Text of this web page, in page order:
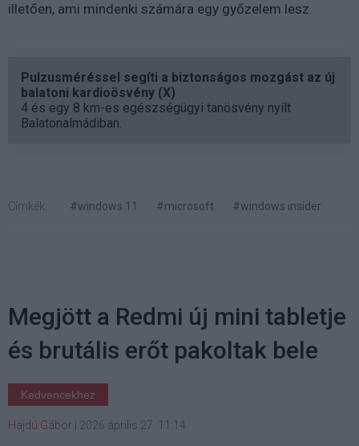
illetően, ami mindenki számára egy győzelem lesz.
Pulzusméréssel segíti a biztonságos mozgást az új
balatoni kardioösvény (X)
4 és egy 8 km-es egészségügyi tanösvény nyílt
Balatonalmádiban.
Címkék: #windows 11 #microsoft #windows insider
Megjött a Redmi új mini tabletje
és brutális erőt pakoltak bele
Kedvencekhez
Hajdú Gábor 2026 április 27. 11:14